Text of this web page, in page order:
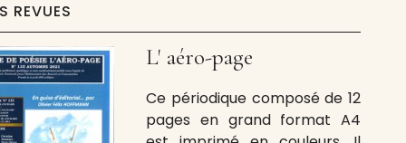
REVUES
L' aéro-page
Ce périodique composé de 12
pages en grand format A4